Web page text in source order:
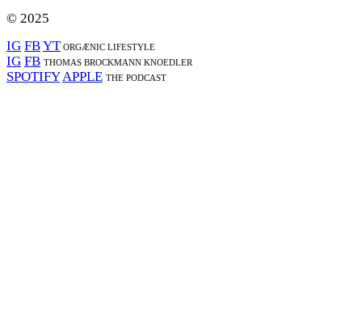
© 2025
IG FBYTORGÆNIC LIFESTYLE
IG FB THOMAS BROCKMANN KNOEDLER
SPOTIFYAPPLE THE PODCAST